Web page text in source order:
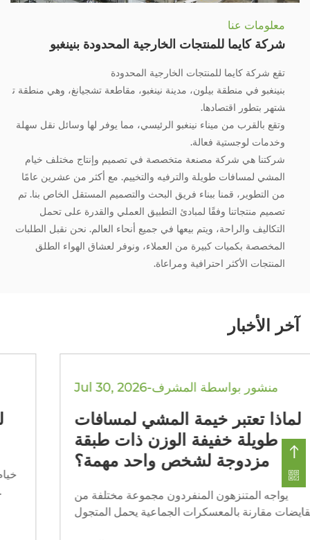
معلومات عنا
شركة كايما للمنتجات الخارجية المحدودة بنينغبو
تقع شركة كايما للمنتجات الخارجية المحدودة
بنينغبو في منطقة بيلون، مدينة نينغبو، مقاطعة تشجيانغ، وهي منطقة ت
شتهر بتطور اقتصادها.
وتقع بالقرب من ميناء نينغبو الرئيسي، مما يوفر لها وسائل نقل سهلة
وخدمات لوجستية فعالة.
شركتنا هي شركة مصنعة متخصصة في تصميم وإنتاج مختلف خيام
المشي لمسافات طويلة والترفيه والتخييم. مع أكثر من عشرين عامًا
من التطوير، قمنا ببناء فريق البحث والتصميم المستقل الخاص بنا. تم
تصميم منتجاتنا وفقًا لمبادئ التطبيق العملي والقدرة على تحمل
التكاليف والراحة، ويتم بيعها في جميع أنحاء العالم. نحن نقبل الطلبات
المخصصة بكميات كبيرة من العملاء، ونوفر لعشاق الهواء الطلق
المنتجات الأكثر احترافية ومراعاة.
آخر الأخبار
Jul 30, 2026-منشور بواسطة المشرف
لماذا تعتبر خيمة المشي لمسافات
طويلة خفيفة الوزن ذات طبقة
مزدوجة لشخص واحد مهمة؟
يواجه المتنزهون المنفردون مجموعة مختلفة من
المقايضات مقارنة بالمعسكرات الجماعية يحمل المتجول